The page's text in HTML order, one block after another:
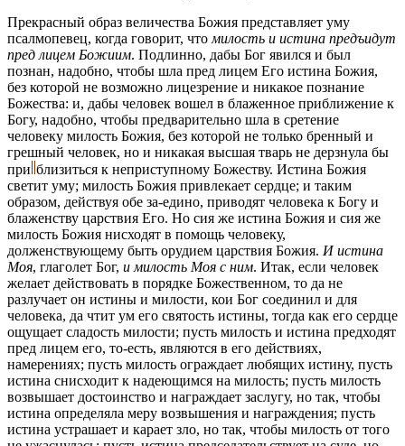
Прекрасный образ величества Божия представляет уму
псалмопевец, когда говорит, что милость и истина предъидут
пред лицем Божиим. Подлинно, дабы Бог явился и был
познан, надобно, чтобы шла пред лицем Его истина Божия,
без которой не возможно лицезрение и никакое познание
Божества: и, дабы человек вошел в блаженное приближение к
Богу, надобно, чтобы предварительно шла в сретение
человеку милость Божия, без которой не только бренный и
грешный человек, но и никакая высшая тварь не дерзнула бы
при близиться к неприступному Божеству. Истина Божия
светит уму; милость Божия привлекает сердце; и таким
образом, действуя обе за-едино, приводят человека к Богу и
блаженству царствия Его. Но сия же истина Божия и сия же
милость Божия нисходят в помощь человеку,
долженствующему быть орудием царствия Божия. И истина
Моя, глаголет Бог, и милость Моя с ним. Итак, если человек
желает действовать в порядке Божественном, то да не
разлучает он истины и милости, кои Бог соединил и для
человека, да чтит ум его святость истины, тогда как его сердце
ощущает сладость милости; пусть милость и истина предходят
пред лицем его, то-есть, являются в его действиях,
намерениях; пусть милость ограждает любящих истину, пусть
истина снисходит к надеющимся на милость; пусть милость
возвышает достоинство и награждает заслугу, но так, чтобы
истина определяла меру возвышения и награждения; пусть
истина устрашает и карает зло, но так, чтобы милость от того